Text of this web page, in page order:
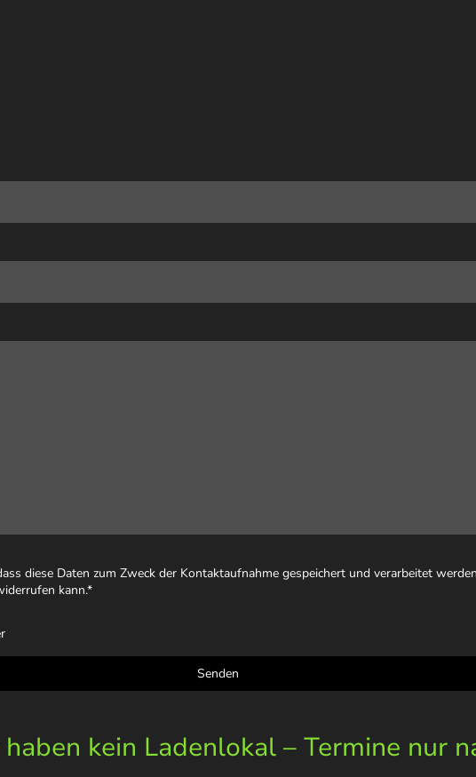
diese Daten zum Zweck der Kontaktaufnahme gespeichert und verarbeitet
kann.*
Senden
kein Ladenlokal – Termine nur